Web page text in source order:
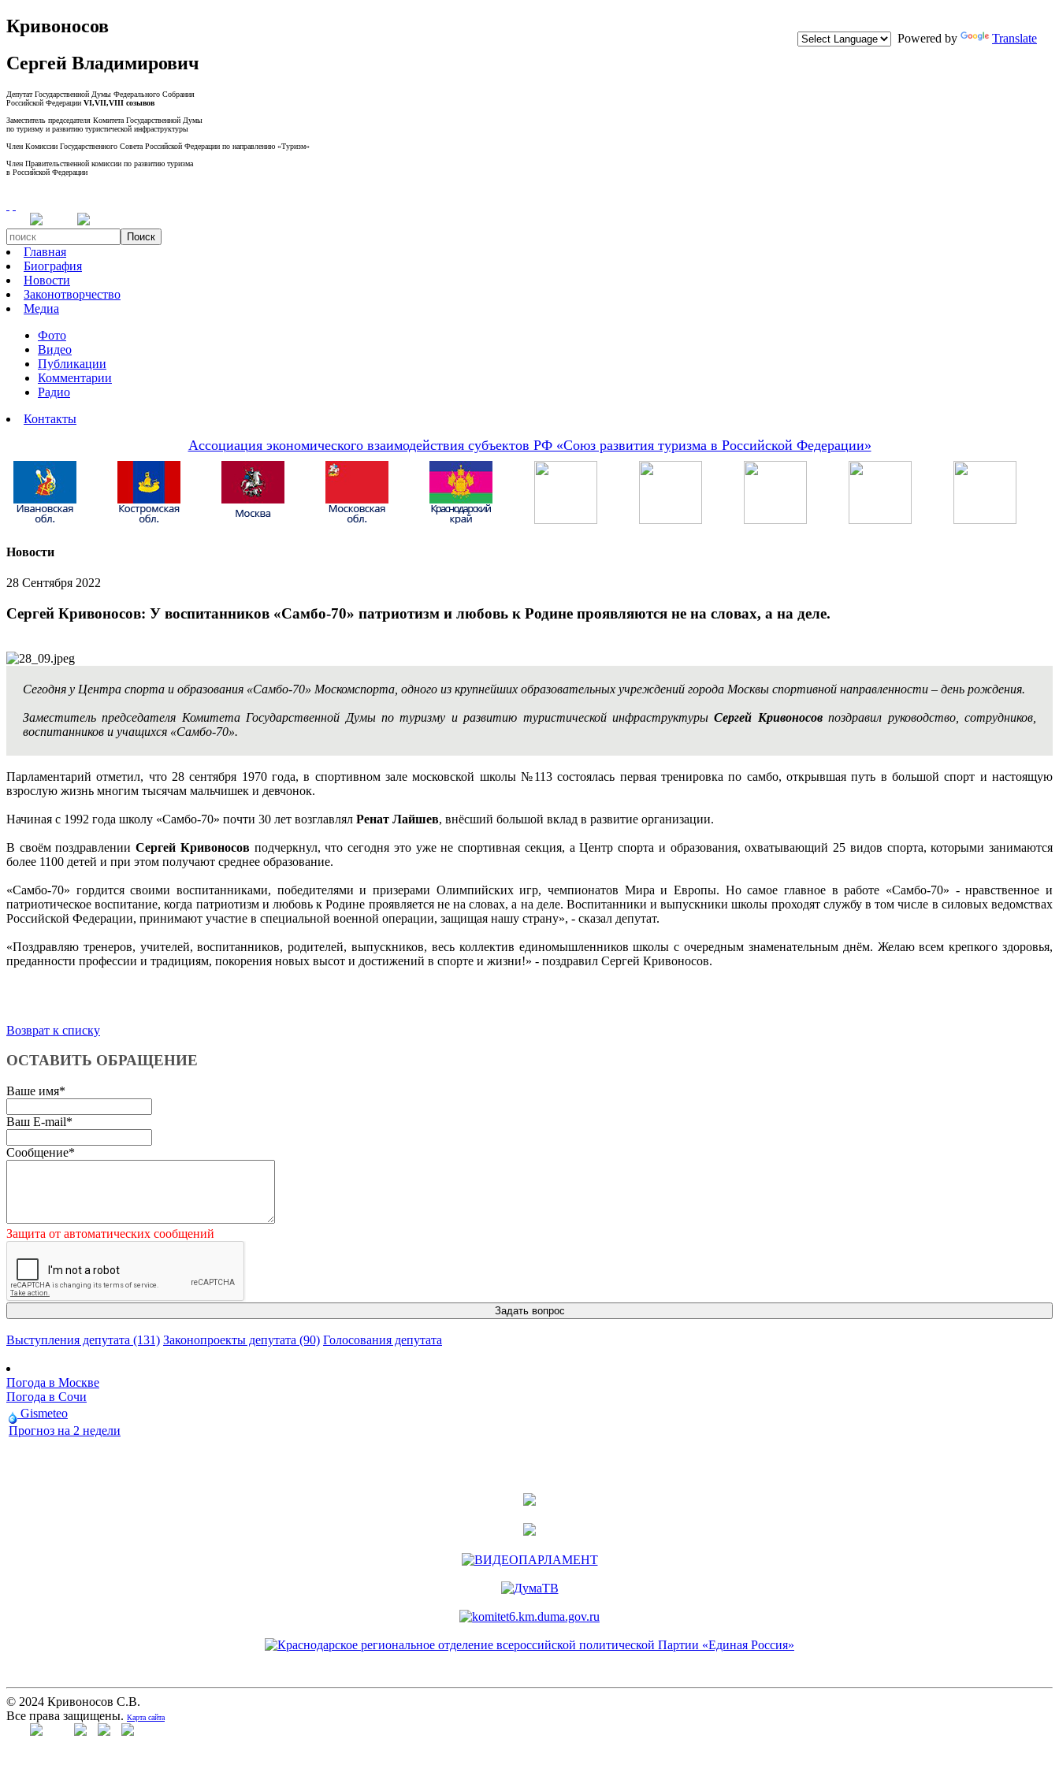
Powered by Translate
Кривоносов
Сергей Владимирович
Депутат Государственной Думы Федерального Собрания
Российской Федерации VI,VII,VIII созывов
Заместитель председателя Комитета Государственной Думы
по туризму и развитию туристической инфраструктуры
Член Комиссии Государственного Совета Российской Федерации по направлению «Туризм»
Член Правительственной комиссии по развитию туризма
в Российской Федерации
Поиск
Главная
Биография
Новости
Законотворчество
Медиа
Фото
Видео
Публикации
Комментарии
Радио
Контакты
Ассоциация экономического взаимодействия субъектов РФ «Союз развития туризма в Российской Федерации»
Новости
28 Сентября 2022
Сергей Кривоносов: У воспитанников «Самбо-70» патриотизм и любовь к Родине проявляются не на словах, а на деле.
Сегодня у Центра спорта и образования «Самбо-70» Москомспорта, одного из крупнейших образовательных учреждений города Москвы спортивной направленности – день рождения.
Заместитель председателя Комитета Государственной Думы по туризму и развитию туристической инфраструктурыСергей Кривоносовпоздравил руководство, сотрудников,
воспитанников и учащихся «Самбо-70».
Парламентарий отметил, что 28 сентября 1970 года, в спортивном зале московской школы №113 состоялась первая тренировка по самбо, открывшая путь в большой спорт и настоящую
взрослую жизнь многим тысячам мальчишек и девчонок.
Начиная с 1992 года школу «Самбо-70» почти 30 лет возглавлял Ренат Лайшев, внёсший большой вклад в развитие организации.
В своём поздравленииСергей Кривоносовподчеркнул, что сегодня это уже не спортивная секция, а Центр спорта и образования, охватывающий 25 видов спорта, которыми занимаются
более 1100 детей и при этом получают среднее образование.
«Самбо-70» гордится своими воспитанниками, победителями и призерами Олимпийских игр, чемпионатов Мира и Европы. Но самое главное в работе «Самбо-70» - нравственное и
патриотическое воспитание, когда патриотизм и любовь к Родине проявляется не на словах, а на деле. Воспитанники и выпускники школы проходят службу в том числе в силовых ведомствах
Российской Федерации, принимают участие в специальной военной операции, защищая нашу страну», - сказал депутат.
«Поздравляю тренеров, учителей, воспитанников, родителей, выпускников, весь коллектив единомышленников школы с очередным знаменательным днём. Желаю всем крепкого здоровья,
преданности профессии и традициям, покорения новых высот и достижений в спорте и жизни!» - поздравил Сергей Кривоносов.
Возврат к списку
ОСТАВИТЬ ОБРАЩЕНИЕ
Ваше имя*
Ваш E-mail*
Сообщение*
Защита от автоматических сообщений
Выступления депутата (131) Законопроекты депутата (90) Голосования депутата
Погода в Москве
Погода в Сочи
Gismeteo
Прогноз на 2 недели
© 2024 Кривоносов С.В.
Все права защищены. Карта сайта